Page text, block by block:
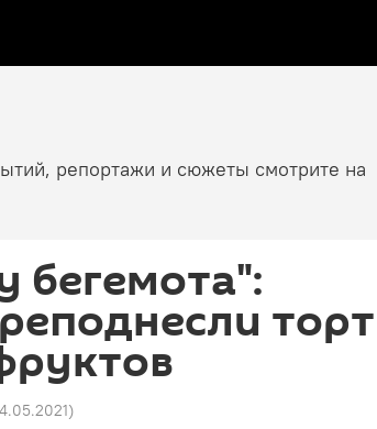
репортажи и сюжеты смотрите на
бегемота":
торт
)